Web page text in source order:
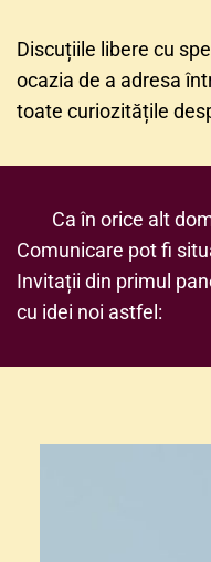
Discuțiile libere cu
ocazia de a adresa
toate curiozitățile
Ca în orice alt
Comunicare pot fi
Invitații din primul
cu idei noi astfel: